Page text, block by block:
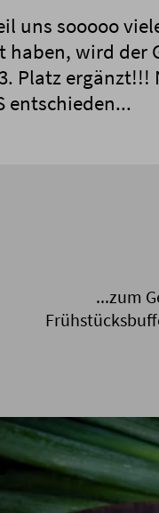
uns sooooo
haben, wird der
Platz ergänzt!!!
entschieden...
...zum